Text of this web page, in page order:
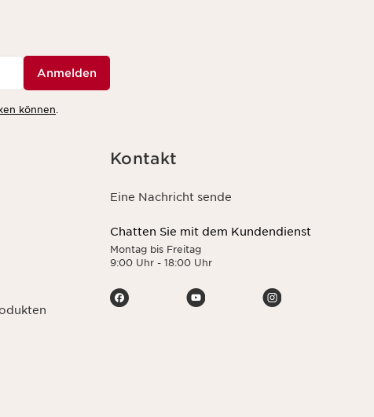
Anmelden
können.
Kontakt
Eine Nachricht sende
Chatten Sie mit dem Kundendienst
Montag bis Freitag
9:00 Uhr - 18:00 Uhr